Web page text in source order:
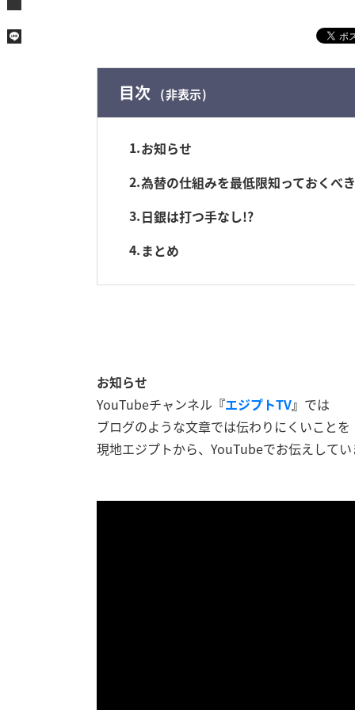
目次 非表示
1 お知らせ
2 為替の仕組みを最低限知っておくべき
3 日銀は打つ手なし!?
4 まとめ
お知らせ
YouTubeチャンネル 『エジプトTV』 では
ブログのような文章では伝わりにくいことを
現地エジプトから、YouTubeでお伝えしてい